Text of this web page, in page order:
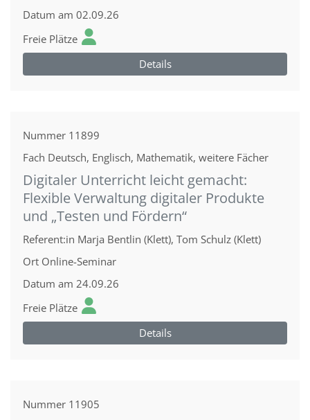
Datum am 02.09.26
Freie Plätze
Details
Nummer 11899
Fach Deutsch, Englisch, Mathematik, weitere Fächer
Digitaler Unterricht leicht gemacht:
Flexible Verwaltung digitaler Produkte
und „Testen und Fördern“
Referent:in Marja Bentlin (Klett), Tom Schulz (Klett)
Ort Online-Seminar
Datum am 24.09.26
Freie Plätze
Details
Nummer 11905